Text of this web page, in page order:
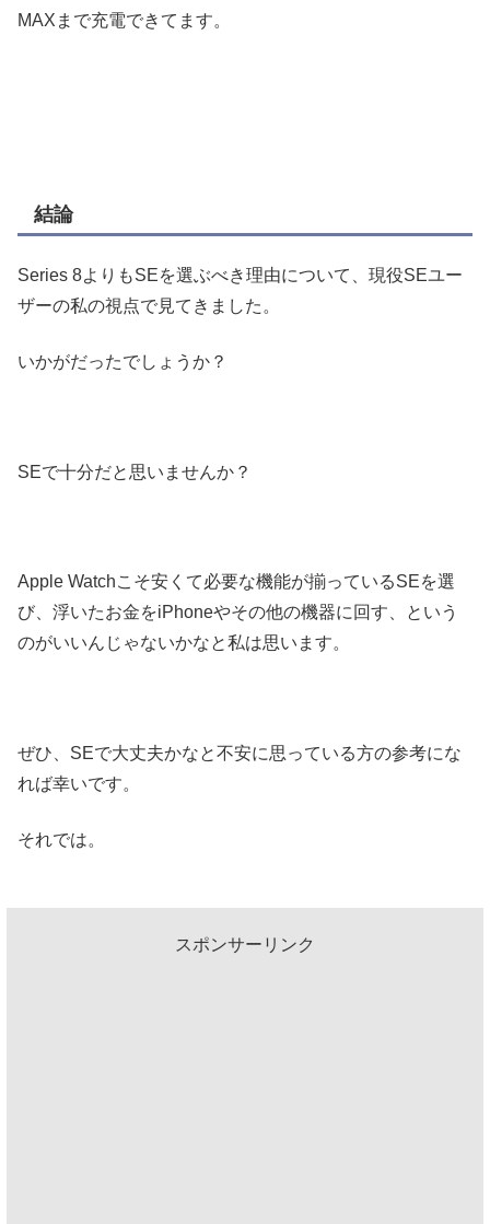
MAXまで充電できてます。
結論
Series 8よりもSEを選ぶべき理由について、現役SEユー
ザーの私の視点で見てきました。
いかがだったでしょうか？
SEで十分だと思いませんか？
Apple Watchこそ安くて必要な機能が揃っているSEを選
び、浮いたお金をiPhoneやその他の機器に回す、という
のがいいんじゃないかなと私は思います。
ぜひ、SEで大丈夫かなと不安に思っている方の参考にな
れば幸いです。
それでは。
スポンサーリンク